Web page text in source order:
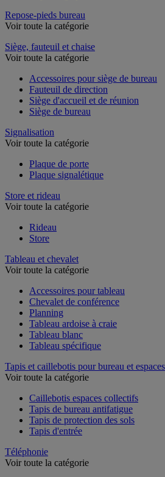
Repose-pieds bureau
Voir toute la catégorie
Siège, fauteuil et chaise
Voir toute la catégorie
Accessoires pour siège de bureau
Fauteuil de direction
Siège d'accueil et de réunion
Siège de bureau
Signalisation
Voir toute la catégorie
Plaque de porte
Plaque signalétique
Store et rideau
Voir toute la catégorie
Rideau
Store
Tableau et chevalet
Voir toute la catégorie
Accessoires pour tableau
Chevalet de conférence
Planning
Tableau ardoise à craie
Tableau blanc
Tableau spécifique
Tapis et caillebotis pour bureau et
Voir toute la catégorie
Caillebotis espaces collectifs
Tapis de bureau antifatigue
Tapis de protection des sols
Tapis d'entrée
Téléphonie
Voir toute la catégorie